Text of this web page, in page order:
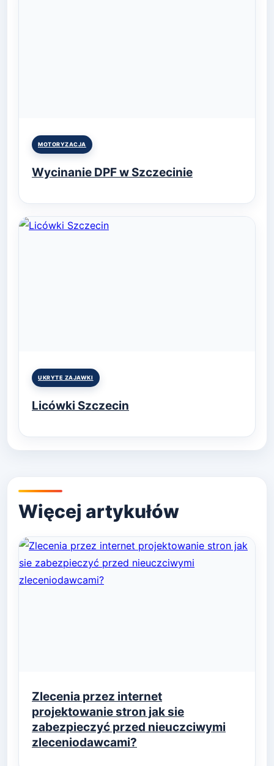
Posted
MOTORYZACJA
Wycinanie DPF w Szczecinie
Posted
UKRYTE ZAJAWKI
Licówki Szczecin
Zlecenia przez internet
projektowanie stron jak sie
zabezpieczyć przed nieuczciwymi
zleceniodawcami?